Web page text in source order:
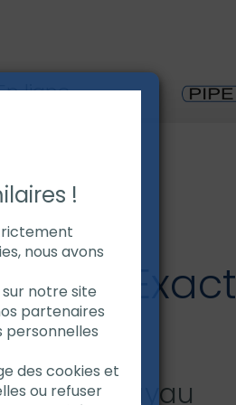
ligne
tube Exact
scie à tuyau
!
nous avons
notre site
partenaires
personnelles
des cookies et
ou refuser